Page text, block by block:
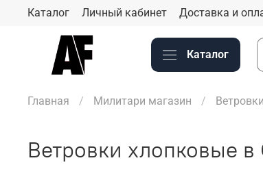
Каталог Личный кабинет Доставка и
Каталог
Главная Милитари магазин
Ветровки хлопковые в